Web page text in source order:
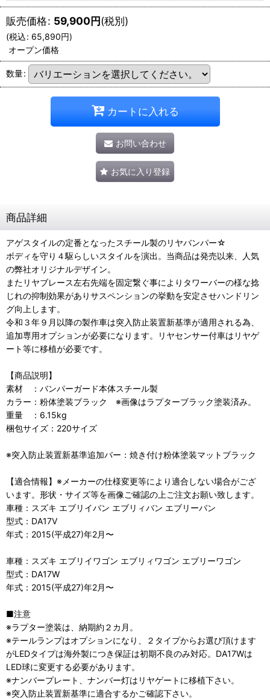
販売価格: 59,900円(税別)
(税込: 65,890円)
オープン価格
数量:
カートに入れる
お問い合わせ
お気に入り登録
商品詳細
アゲスタイルの定番となったスチール製のリヤバンパー☆
ボディを守り４駆らしいスタイルを演出。当商品は発売以来、人気
の弊社オリジナルデザイン。
またリヤブレース左右先端を固定繋ぐ事によりタワーバーの様な捻
じれの抑制効果がありサスペンションの挙動を安定させハンドリン
グ向上します。
令和３年９月以降の製作車は突入防止装置新基準が適用される為、
追加専用オプションが必要になります。リヤセンサー付車はリヤゲ
ート等に移植が必要です。
【商品説明】
素材 ：バンパーガード本体スチール製
カラー：粉体塗装ブラック ※画像はラプターブラック塗装済み。
重量 ：6.15kg
梱包サイズ：220サイズ
※突入防止装置新基準追加バー：焼き付け粉体塗装マットブラック
【適合情報】※メーカーの仕様変更等により適合しない場合がござ
います。形状・サイズ等を画像ご確認の上ご注文お願い致します。
車種：スズキ エブリイバン エブリィバン エブリーバン
型式：DA17V
年式：2015(平成27)年2月〜
車種：スズキ エブリイワゴン エブリィワゴン エブリーワゴン
型式：DA17W
年式：2015(平成27)年2月〜
■注意
※ラプター塗装は、納期約２カ月。
※テールランプはオプションになり、２タイプからお選び頂けます
がLEDタイプは海外製につき保証は初期不良のみ対応。DA17Wは
LED球に変更する必要があります。
※ナンバープレート、ナンバー灯はリヤゲートに移植下さい。
※突入防止装置新基準に適合するかご確認下さい。